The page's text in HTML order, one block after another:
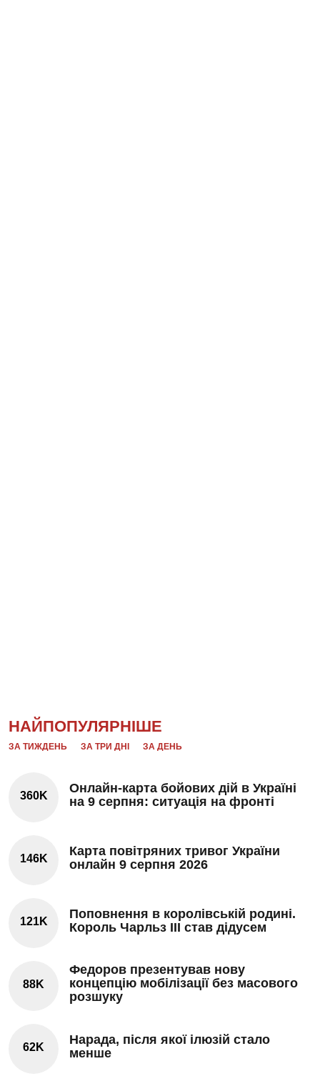
НАЙПОПУЛЯРНІШЕ
ЗА ТИЖДЕНЬ ЗА ТРИ ДНІ ЗА ДЕНЬ
360K
Онлайн-карта бойових дій в Україні
на 9 серпня: ситуація на фронті
146K
Карта повітряних тривог України
онлайн 9 серпня 2026
121K
Поповнення в королівській родині.
Король Чарльз III став дідусем
88K
Федоров презентував нову
концепцію мобілізації без масового
розшуку
62K
Нарада, після якої ілюзій стало
менше